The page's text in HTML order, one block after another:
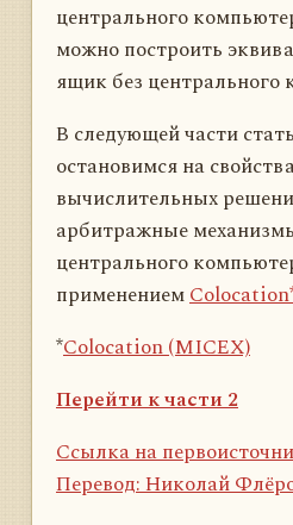
центрального
можно построить
ящик без центрального
В следующей части
остановимся на
вычислительных
арбитражные
центрального
применениемColocation*
*Colocation (MICEX)
Перейти к части 2
Ссылка на
Перевод: Николай